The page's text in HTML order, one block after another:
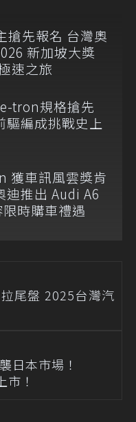
搶先報名 台灣奧
新加坡大獎
速之旅
tron規格搶先
驅編成挑戰史上
獲車訊風雲獎肯
迪推出 Audi A6
時購車禮遇
尾盤 2025台灣汽
日本市場！
！